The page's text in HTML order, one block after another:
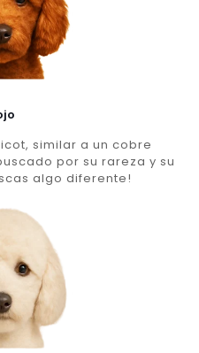
similar a un cobre
por su rareza y su
algo diferente!